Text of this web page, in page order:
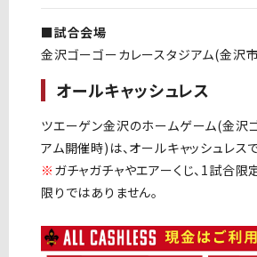
■試合会場
金沢ゴーゴーカレースタジアム(金沢
オールキャッシュレス
ツエーゲン金沢のホームゲーム(金沢
アム開催時)は、オールキャッシュレスで
※ ガチャガチャやエアーくじ、1試合
限りではありません。